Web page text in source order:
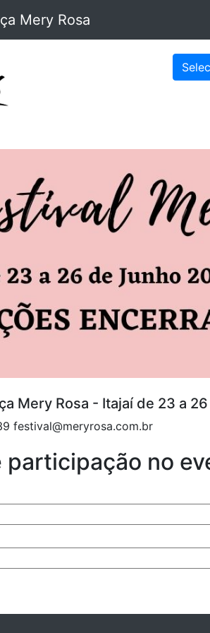
Mery Rosa
Mery Rosa - Itajaí de 23 a
festival@meryrosa.com.br
no